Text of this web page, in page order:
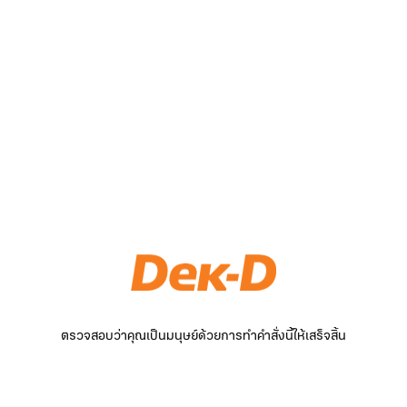
ตรวจสอบว่าคุณเป็นมนุษย์ด้วยการทำคำสั่งนี้ให้เสร็จสิ้น